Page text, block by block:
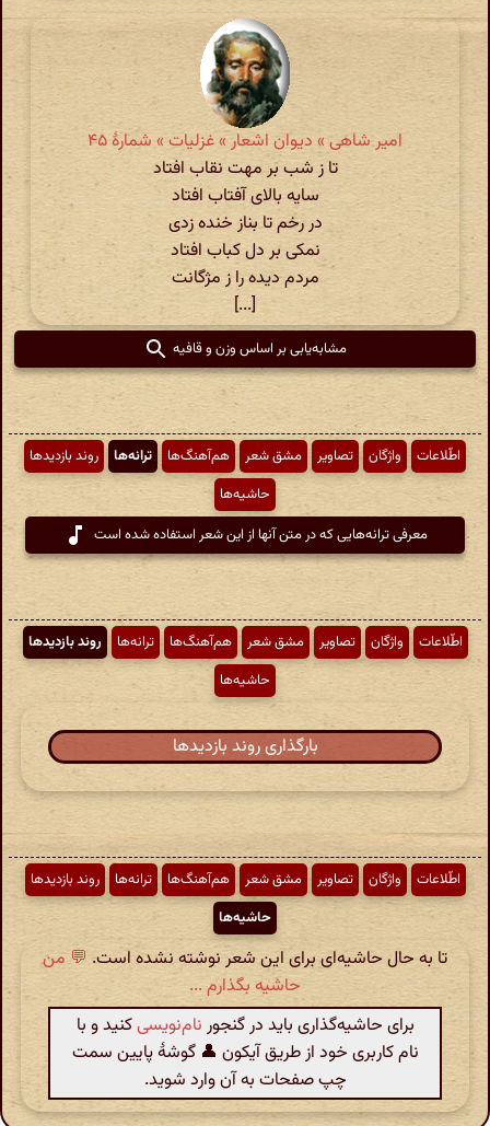
امیر شاهی » دیوان اشعار » غزلیات » شمارهٔ ۴۵
تا ز شب بر مهت نقاب افتاد
سایه بالای آفتاب افتاد
در رخم تا بناز خنده زدی
نمکی بر دل کباب افتاد
مردم دیده را ز مژگانت
[...]
مشابه‌یابی بر اساس وزن و قافیه
اطّلاعات واژگان تصاویر مشق شعر هم‌آهنگ‌ها ترانه‌ها
روند بازدیدها
حاشیه‌ها
معرفی ترانه‌هایی که در متن آنها از این شعر استفاده شده است
اطّلاعات واژگان تصاویر مشق شعر هم‌آهنگ‌ها ترانه‌ها
روند بازدیدها
حاشیه‌ها
بارگذاری روند بازدیدها
اطّلاعات واژگان تصاویر مشق شعر هم‌آهنگ‌ها ترانه‌ها
روند بازدیدها
حاشیه‌ها
تا به حال حاشیه‌ای برای این شعر نوشته نشده است. 💬 من
حاشیه بگذارم ...
برای حاشیه‌گذاری باید در گنجور نام‌نویسیکنید و با
نام کاربری خود از طریق آیکون 👤 گوشهٔ پایین سمت
چپ صفحات به آن وارد شوید.